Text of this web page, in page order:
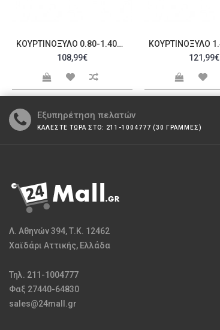
ΚΟΥΡΤΙΝΌΞΥΛΟ 0.80-1.40M ΜΟΝΌ C22432
108,99€
121,99€
Εξυπηρέτηση πελατών
ΚΑΛΕΣΤΕ ΤΩΡΑ ΣΤΟ: 211-1004777 (30 ΓΡΑΜΜΕΣ)
Λ. Αθηνών 394, Τ.Κ. 12462
Χαϊδάρι Αττικής, Ελλάδα
Τηλ. 211-1004777
Φαξ 27440-64830
sales@24mall.gr